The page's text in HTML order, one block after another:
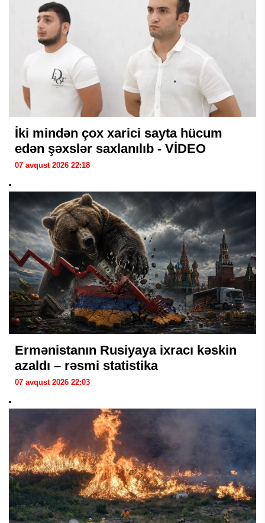
İki mindən çox xarici sayta hücum
edən şəxslər saxlanılıb - VİDEO
07 avqust 2026 22:18
Ermənistanın Rusiyaya ixracı kəskin
azaldı – rəsmi statistika
07 avqust 2026 22:03